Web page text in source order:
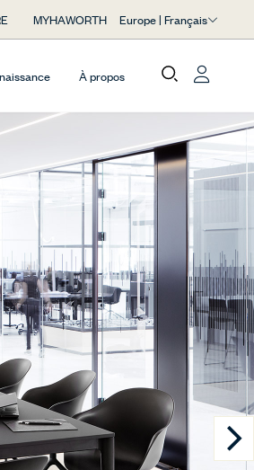
MYHAWORTH Europe | Français
À propos